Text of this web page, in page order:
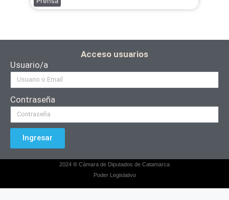
Acceso usuarios
Usuario/a
Contraseña
Ingresar
2024 © Cámara de Diputados de Catamarca
Poder Legislativo